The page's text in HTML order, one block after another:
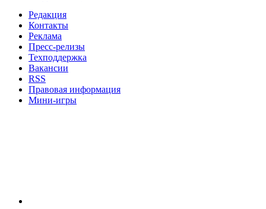
Редакция
Контакты
Реклама
Пресс-релизы
Техподдержка
Вакансии
RSS
Правовая информация
Мини-игры